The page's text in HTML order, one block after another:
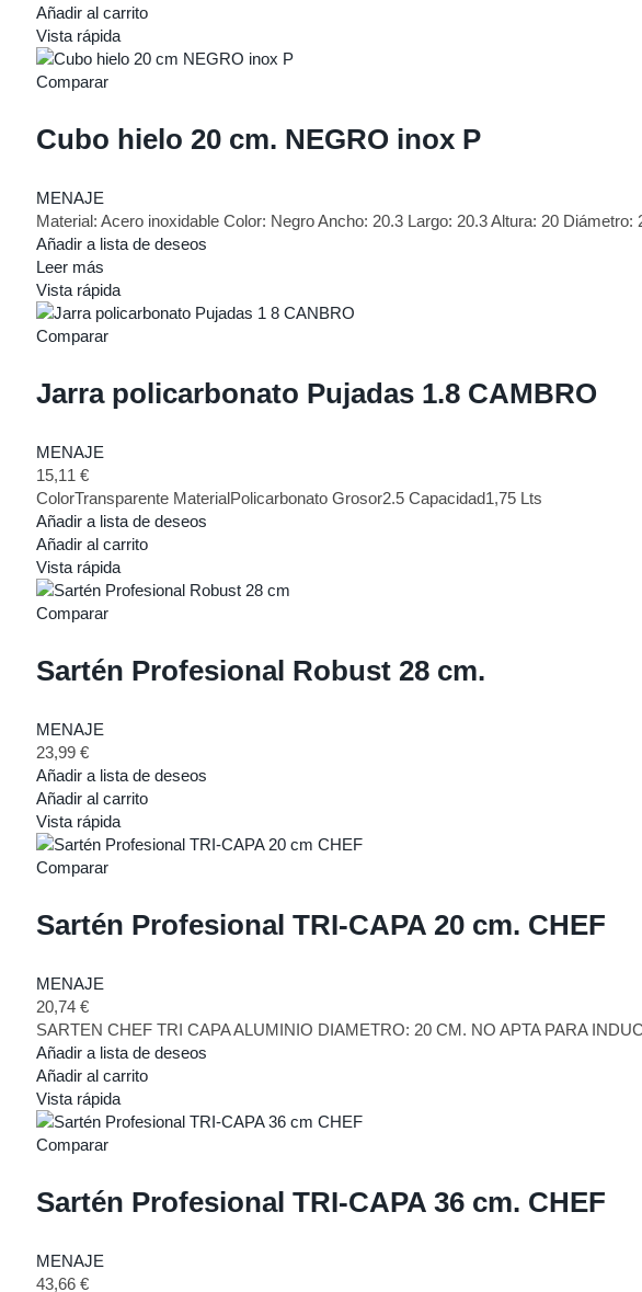
Añadir al carrito
Vista rápida
Comparar
Cubo hielo 20 cm. NEGRO inox P
MENAJE
Material: Acero inoxidable Color: Negro Ancho: 20.3 Largo: 20.3 Altura: 20
Añadir a lista de deseos
Leer más
Vista rápida
Comparar
Jarra policarbonato Pujadas 1.8 CAMBRO
MENAJE
15,11 €
ColorTransparente MaterialPolicarbonato Grosor2.5 Capacidad1,75 Lts
Añadir a lista de deseos
Añadir al carrito
Vista rápida
Comparar
Sartén Profesional Robust 28 cm.
MENAJE
23,99 €
Añadir a lista de deseos
Añadir al carrito
Vista rápida
Comparar
Sartén Profesional TRI-CAPA 20 cm. CHEF
MENAJE
20,74 €
SARTEN CHEF TRI CAPA ALUMINIO DIAMETRO: 20 CM. NO APTA PARA
Añadir a lista de deseos
Añadir al carrito
Vista rápida
Comparar
Sartén Profesional TRI-CAPA 36 cm. CHEF
MENAJE
43,66 €